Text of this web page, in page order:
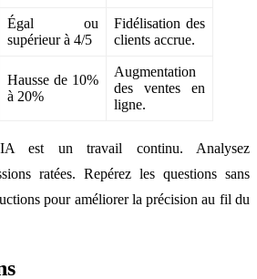
Égal ou
supérieur à 4/5
Fidélisation des
clients accrue.
Hausse de 10%
à 20%
Augmentation
des ventes en
ligne.
IA est un travail continu. Analysez
ratées. Repérez les questions sans
pour améliorer la précision au fil du